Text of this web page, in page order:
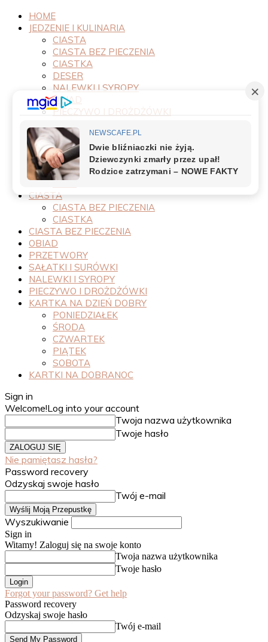
HOME
JEDZENIE I KULINARIA
CIASTA
CIASTA BEZ PIECZENIA
CIASTKA
DESER
NALEWKI I SYROPY
OBIAD
PIECZYWO I DROŻDŻÓWKI
PRZEPISY
PRZETWORY
PRZYSTAWKI
SAŁATKI I SURÓWKI
SOSY
CIASTA
CIASTA BEZ PIECZENIA
CIASTKA
CIASTA BEZ PIECZENIA
OBIAD
PRZETWORY
SAŁATKI I SURÓWKI
NALEWKI I SYROPY
PIECZYWO I DROŻDŻÓWKI
KARTKA NA DZIEŃ DOBRY
PONIEDZIAŁEK
ŚRODA
CZWARTEK
PIĄTEK
SOBOTA
KARTKI NA DOBRANOC
Sign in
Welcome!Log into your account
Twoja nazwa użytkownika
Twoje hasło
Nie pamiętasz hasła?
Password recovery
Odzyskaj swoje hasło
Twój e-mail
Wyszukiwanie
Sign in
Witamy! Zaloguj się na swoje konto
Twoja nazwa użytkownika
Twoje hasło
Forgot your password? Get help
Password recovery
Odzyskaj swoje hasło
Twój e-mail